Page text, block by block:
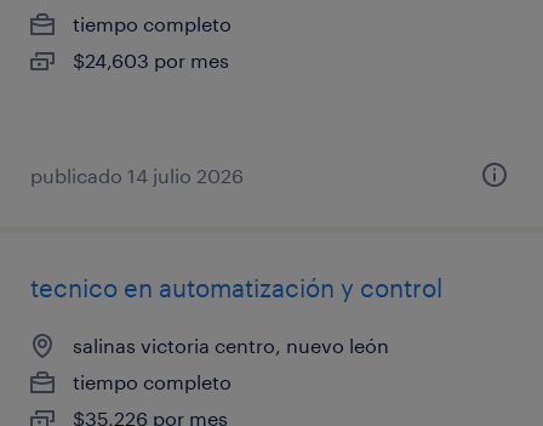
tiempo completo
$24,603 por mes
publicado 14 julio 2026
tecnico en automatización y control
salinas victoria centro, nuevo león
tiempo completo
$35,226 por mes